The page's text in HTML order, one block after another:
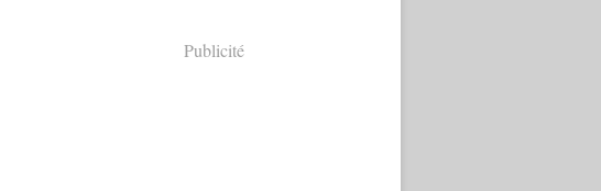
Publicité